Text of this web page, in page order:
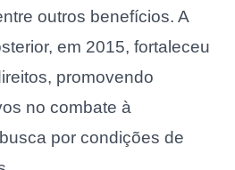
outros benefícios. A
em 2015, fortaleceu
promovendo
no combate à
por condições de